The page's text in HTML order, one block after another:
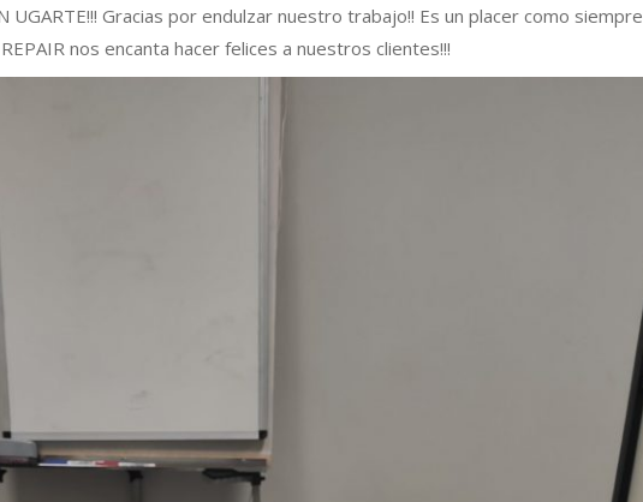
UGARTE!!! Gracias por endulzar nuestro trabajo!! Es un placer como siempre
nos encanta hacer felices a nuestros clientes!!!